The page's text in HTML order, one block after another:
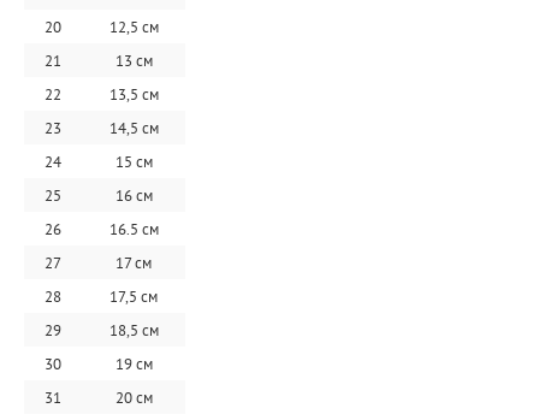
20
12,5 см
21
13 см
22
13,5 см
23
14,5 см
24
15 см
25
16 см
26
16.5 см
27
17 см
28
17,5 см
29
18,5 см
30
19 см
31
20 см